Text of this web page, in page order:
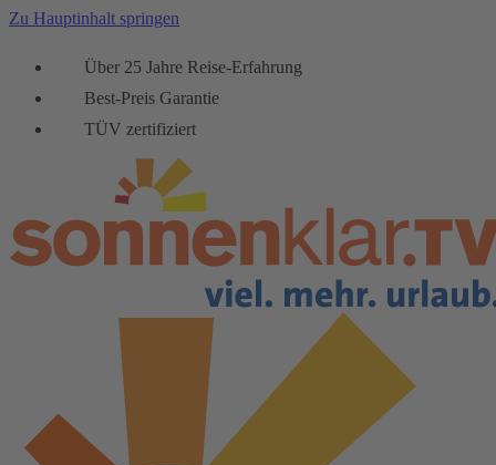
Zu Hauptinhalt springen
Über 25 Jahre Reise-Erfahrung
Best-Preis Garantie
TÜV zertifiziert